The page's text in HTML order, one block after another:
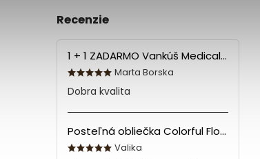
Recenzie
1 + 1 ZADARMO Vankúš Medical 70x90 cm
Marta Borska
Dobra kvalita
Posteľná obliečka Colorful Flowers Modrá 140x200/70x90 cm
Valika